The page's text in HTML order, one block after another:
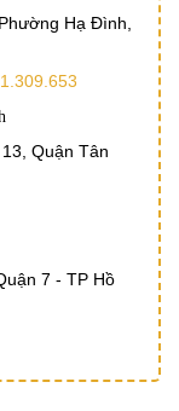
Hạ Đình,
Quận Tân
7 - TP Hồ